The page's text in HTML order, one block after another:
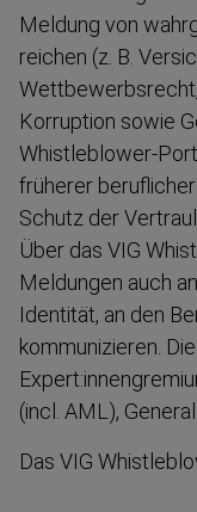
Meldung von
reichen (z. B.
Korruption sowie
Whistleblower-​
früherer
Schutz der
Über das VIG
Meldungen auch
Identität, an den
kommuni­zieren.
(incl. AML),
Das VIG